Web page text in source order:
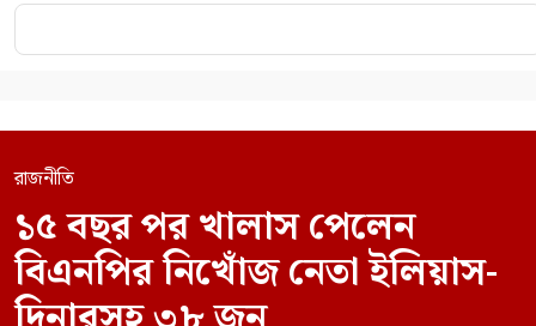
রাজনীতি
১৫ বছর পর খালাস পেলেন
বিএনপির নিখোঁজ নেতা ইলিয়াস-